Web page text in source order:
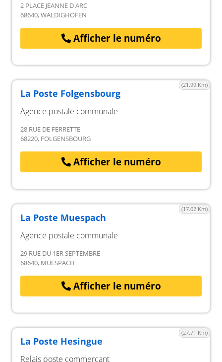
2 PLACE JEANNE D ARC
68640, WALDIGHOFEN
Afficher le numéro
(21.99 Km)
La Poste Folgensbourg
Agence postale communale
28 RUE DE FERRETTE
68220, FOLGENSBOURG
Afficher le numéro
(17.02 Km)
La Poste Muespach
Agence postale communale
29 RUE DU 1ER SEPTEMBRE
68640, MUESPACH
Afficher le numéro
(27.71 Km)
La Poste Hesingue
Relais poste commerçant